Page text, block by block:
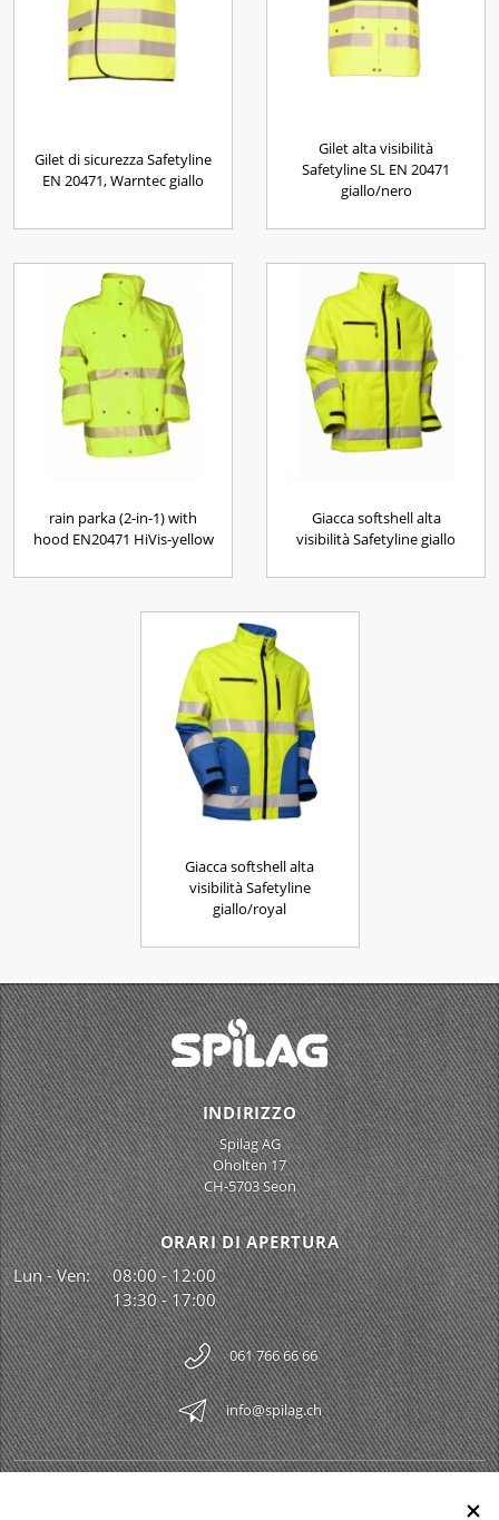
Gilet di sicurezza Safetyline
EN 20471, Warntec giallo
Gilet alta visibilità
Safetyline SL EN 20471
giallo/nero
rain parka (2-in-1) with
hood EN20471 HiVis-yellow
Giacca softshell alta
visibilità Safetyline giallo
Giacca softshell alta
visibilità Safetyline
giallo/royal
INDIRIZZO
Spilag AG
Oholten 17
CH-5703 Seon
ORARI DI APERTURA
Lun - Ven:
08:00 - 12:00
13:30 - 17:00
061 766 66 66
info@spilag.ch